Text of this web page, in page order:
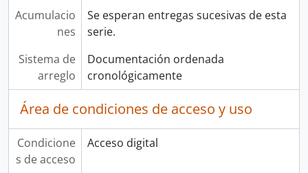
Acumulacio
nes
Se esperan entregas sucesivas de esta
serie.
Sistema de
arreglo
Documentación ordenada
cronológicamente
Área de condiciones de acceso y uso
Condicione
s de acceso
Acceso digital